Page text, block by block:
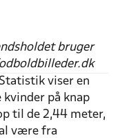
bruger
viser en
på knap
til de 2,44 meter,
være fra